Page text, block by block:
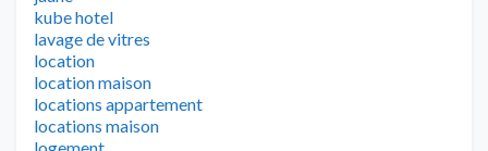
kube hotel
lavage de vitres
location
location maison
locations appartement
locations maison